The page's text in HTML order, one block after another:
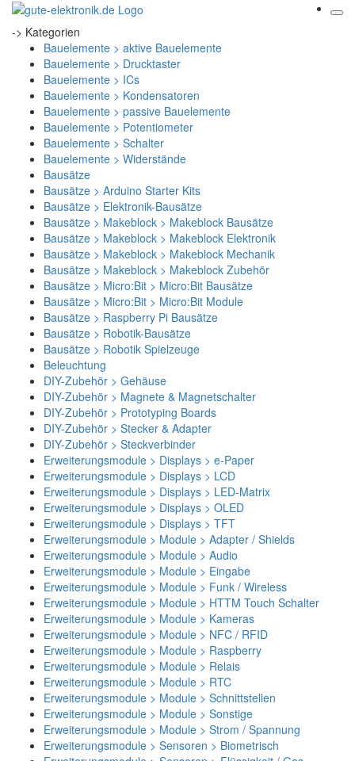
-> Kategorien
Bauelemente > aktive Bauelemente
Bauelemente > Drucktaster
Bauelemente > ICs
Bauelemente > Kondensatoren
Bauelemente > passive Bauelemente
Bauelemente > Potentiometer
Bauelemente > Schalter
Bauelemente > Widerstände
Bausätze
Bausätze > Arduino Starter Kits
Bausätze > Elektronik-Bausätze
Bausätze > Makeblock > Makeblock Bausätze
Bausätze > Makeblock > Makeblock Elektronik
Bausätze > Makeblock > Makeblock Mechanik
Bausätze > Makeblock > Makeblock Zubehör
Bausätze > Micro:Bit > Micro:Bit Bausätze
Bausätze > Micro:Bit > Micro:Bit Module
Bausätze > Raspberry Pi Bausätze
Bausätze > Robotik-Bausätze
Bausätze > Robotik Spielzeuge
Beleuchtung
DIY-Zubehör > Gehäuse
DIY-Zubehör > Magnete & Magnetschalter
DIY-Zubehör > Prototyping Boards
DIY-Zubehör > Stecker & Adapter
DIY-Zubehör > Steckverbinder
Erweiterungsmodule > Displays > e-Paper
Erweiterungsmodule > Displays > LCD
Erweiterungsmodule > Displays > LED-Matrix
Erweiterungsmodule > Displays > OLED
Erweiterungsmodule > Displays > TFT
Erweiterungsmodule > Module > Adapter / Shields
Erweiterungsmodule > Module > Audio
Erweiterungsmodule > Module > Eingabe
Erweiterungsmodule > Module > Funk / Wireless
Erweiterungsmodule > Module > HTTM Touch Schalter
Erweiterungsmodule > Module > Kameras
Erweiterungsmodule > Module > NFC / RFID
Erweiterungsmodule > Module > Raspberry
Erweiterungsmodule > Module > Relais
Erweiterungsmodule > Module > RTC
Erweiterungsmodule > Module > Schnittstellen
Erweiterungsmodule > Module > Sonstige
Erweiterungsmodule > Module > Strom / Spannung
Erweiterungsmodule > Sensoren > Biometrisch